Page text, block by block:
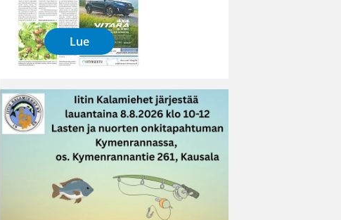
Lue